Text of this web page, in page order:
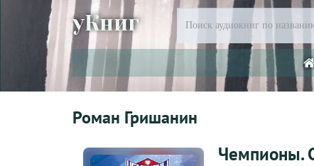
уКниг
Роман Гришанин
Чемпионы.